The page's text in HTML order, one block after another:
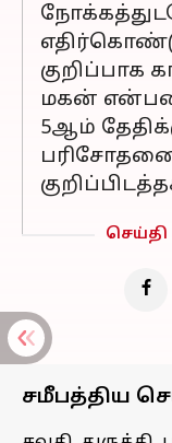
குறிப்பாக
மகன்
5ஆம்
செய்தி
சமீபத்திய